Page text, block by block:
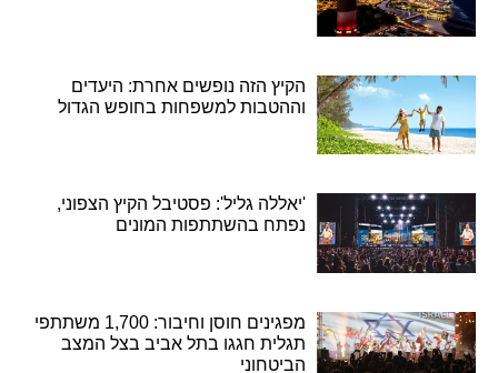
הקיץ הזה נופשים אחרת: היעדים
וההטבות למשפחות בחופש הגדול
'יאללה גליל': פסטיבל הקיץ הצפוני,
נפתח בהשתתפות המונים
מפגינים חוסן וחיבור: 1,700 משתתפי
תגלית חגגו בתל אביב בצל המצב
הביטחוני